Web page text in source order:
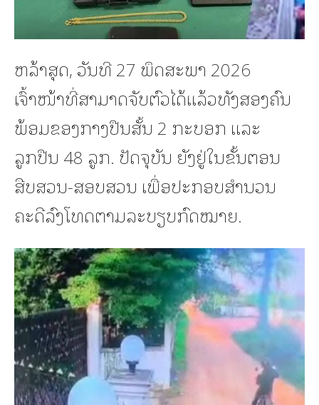
ຫລ້າສຸດ, ວັນທີ 27 ພຶດສະພາ 2026
ເຈົ້າໜ້າທີ່ສາມາດຈັບຕົວໄດ້ແລ້ວທັງສອງຄົນ
ພ້ອມຂອງກາງປືນສັ້ນ 2 ກະບອກ ແລະ
ລູກປືນ 48 ລູກ. ປັດຈຸບັນ ຍັງຢູ່ໃນຂັ້ນຕອນ
ສືບສວນ-ສອບສວນ ເພື່ອປະກອບສຳນວນ
ຄະດີລົງໂທດຕາມລະບຽບກົດໝາຍ.